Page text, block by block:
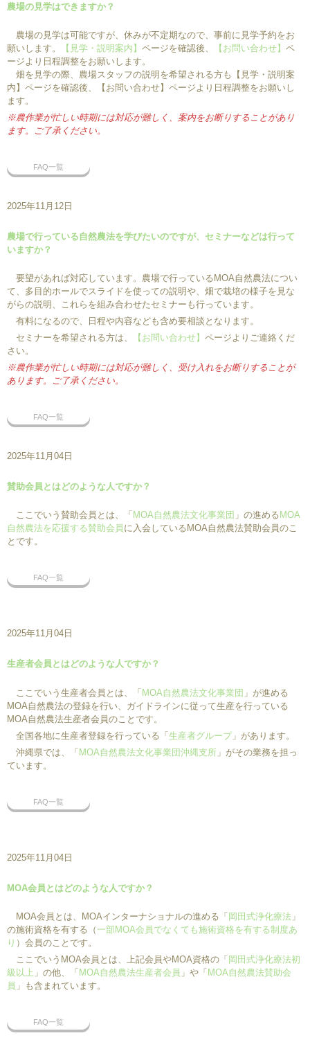
農場の見学はできますか？
農場の見学は可能ですが、休みが不定期なので、事前に見学予約をお
願いします。
【見学・説明案内】 ページを確認後、 【お問い合わせ】 ペ
ージより日程調整をお願いします。
畑を見学の際、農場スタッフの説明を希望される方も【見学・説明案
内】ページを確認後、【お問い合わせ】ページより日程調整をお願いし
ます。
※農作業が忙しい時期には対応が難しく、案内をお断りすることがあり
ます。ご了承ください。
FAQ一覧
2025年11月12日
農場で行っている自然農法を学びたいのですが、セミナーなどは行って
いますか？
要望があれば対応しています。農場で行っているMOA自然農法につい
て、多目的ホールでスライドを使っての説明や、畑で栽培の様子を見な
がらの説明、これらを組み合わせたセミナーも行っています。
有料になるので、日程や内容なども含め要相談となります。
セミナーを希望される方は、
【お問い合わせ】 ページよりご連絡くだ
さい。
※農作業が忙しい時期には対応が難しく、受け入れをお断りすることが
あります。ご了承ください。
FAQ一覧
2025年11月04日
賛助会員とはどのような人ですか？
ここでいう賛助会員とは、「 MOA自然農法文化事業団 」の進める MOA
自然農法を応援する賛助会員 に入会しているMOA自然農法賛助会員のこ
とです。
FAQ一覧
2025年11月04日
生産者会員とはどのような人ですか？
ここでいう生産者会員とは、「MOA自然農法文化事業団 」が進める
MOA自然農法の登録を行い、ガイドラインに従って生産を行っている
MOA自然農法生産者会員のことです。
全国各地に生産者登録を行っている「生産者グループ」があります。
沖縄県では、「MOA自然農法文化事業団沖縄支所 」がその業務を担っ
ています。
FAQ一覧
2025年11月04日
MOA会員とはどのような人ですか？
MOA会員とは、MOAインターナショナルの進める「 岡田式浄化療法 」
の施術資格を有する（一部MOA会員でなくても施術資格を有する制度あ
り ）会員のことです。
ここでいうMOA会員とは、上記会員やMOA資格の「 岡田式浄化療法初
級以上 」の他、「 MOA自然農法生産者会員 」や「 MOA自然農法賛助会
員 」も含まれています。
FAQ一覧